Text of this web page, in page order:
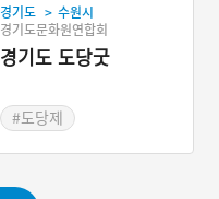
경기도 > 수원시
경기도문화원연합회
경기도 도당굿
#도당제